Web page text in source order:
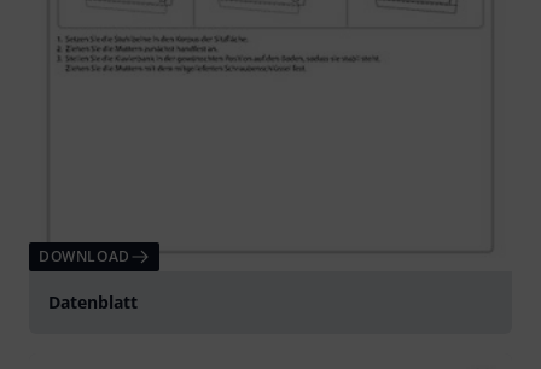
DOWNLOAD
Datenblatt